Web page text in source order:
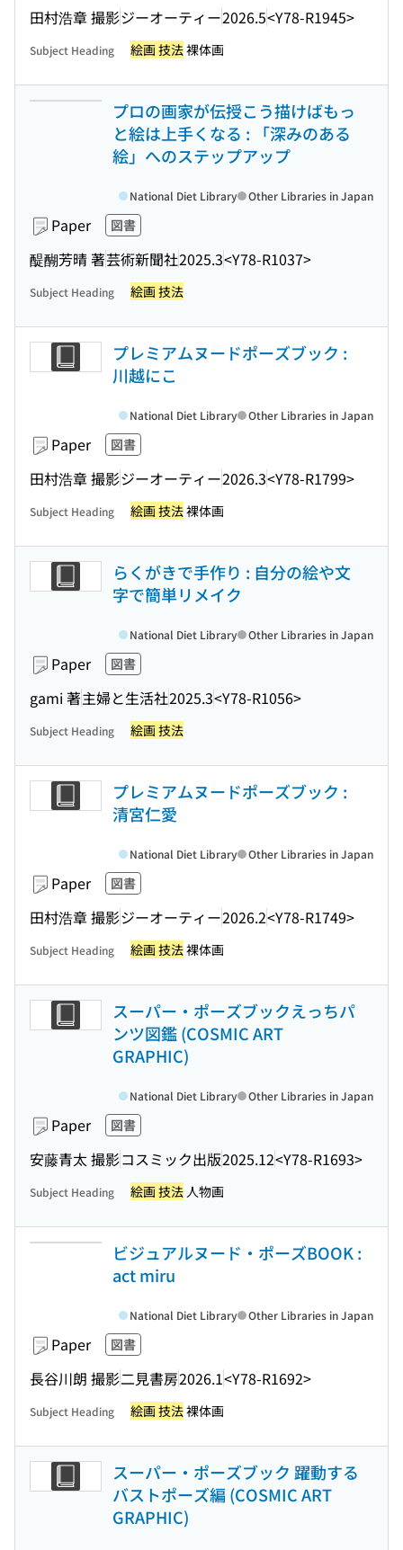
田村浩章 撮影ジーオーティー2026.5<Y78-R1945>
Subject Heading 絵画 技法裸体画
プロの画家が伝授こう描けばもっ
と絵は上手くなる : 「深みのある
絵」へのステップアップ
Paper 図書
醍醐芳晴 著芸術新聞社2025.3<Y78-R1037>
National Diet Library Other Libraries in Japan
Subject Heading 絵画 技法
プレミアムヌードポーズブック :
川越にこ
Paper 図書
田村浩章 撮影ジーオーティー2026.3<Y78-R1799>
National Diet Library Other Libraries in Japan
Subject Heading 絵画 技法裸体画
らくがきで手作り : 自分の絵や文
字で簡単リメイク
Paper 図書
gami 著主婦と生活社2025.3<Y78-R1056>
National Diet Library Other Libraries in Japan
Subject Heading 絵画 技法
プレミアムヌードポーズブック :
清宮仁愛
Paper 図書
田村浩章 撮影ジーオーティー2026.2<Y78-R1749>
National Diet Library Other Libraries in Japan
Subject Heading 絵画 技法裸体画
スーパー・ポーズブックえっちパ
ンツ図鑑 (COSMIC ART
GRAPHIC)
Paper 図書
安藤青太 撮影コスミック出版2025.12<Y78-R1693>
National Diet Library Other Libraries in Japan
Subject Heading 絵画 技法 人物画
ビジュアルヌード・ポーズBOOK :
act miru
Paper 図書
長谷川朗 撮影二見書房2026.1<Y78-R1692>
National Diet Library Other Libraries in Japan
Subject Heading 絵画 技法裸体画
スーパー・ポーズブック 躍動する
バストポーズ編 (COSMIC ART
GRAPHIC)